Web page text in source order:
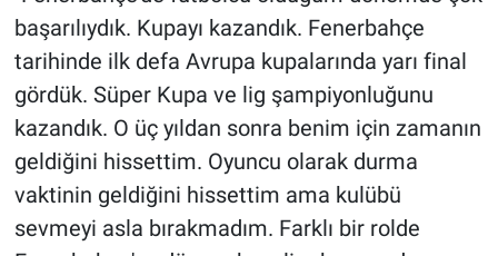
başarılıydık. Kupayı kazandık. Fenerbahçe
tarihinde ilk defa Avrupa kupalarında yarı final
gördük. Süper Kupa ve lig şampiyonluğunu
kazandık. O üç yıldan sonra benim için zamanın
geldiğini hissettim. Oyuncu olarak durma
vaktinin geldiğini hissettim ama kulübü
sevmeyi asla bırakmadım. Farklı bir rolde